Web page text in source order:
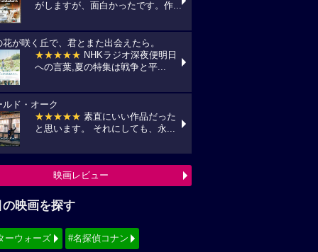
がしますが、面白かったです。作...
花が咲く丘で、君とまた出会えたら。
★★★★★ NHKラジオ深夜便明日
への言葉,夏の特集は戦争と平...
ルド・オーク
★★★★★ 素直にいい作品だった
と思います。 それにしても、永...
映画レビュー
の映画を探す
ーウォーズ #名探偵コナン